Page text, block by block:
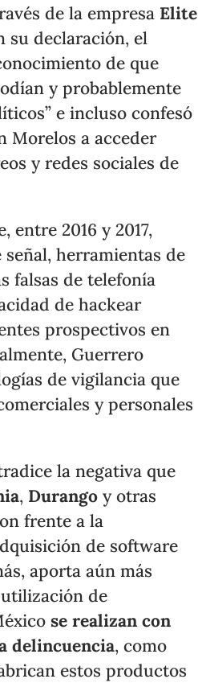
de la empresa Elite
su declaración, el
de que
y probablemente
e incluso confesó
Morelos a acceder
y redes sociales de
2016 y 2017,
herramientas de
falsas de telefonía
de hackear
prospectivos en
Guerrero
de vigilancia que
y personales
la negativa que
, Durango y otras
frente a la
de software
aporta aún más
de
se realizan con
delincuencia, como
estos productos